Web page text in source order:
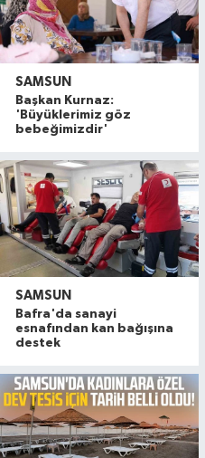
SAMSUN
Başkan Kurnaz:
'Büyüklerimiz göz
bebeğimizdir'
SAMSUN
Bafra'da sanayi
esnafından kan bağışına
destek